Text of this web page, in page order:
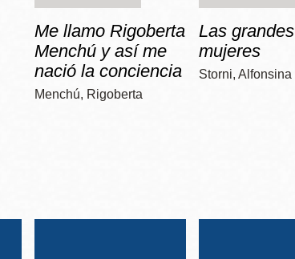
Me llamo Rigoberta
Menchú y así me
nació la conciencia
Menchú, Rigoberta
Las grandes
mujeres
Storni, Alfonsina